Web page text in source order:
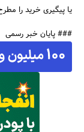
یا پیگیری خرید را
### پایان خبر رسمی